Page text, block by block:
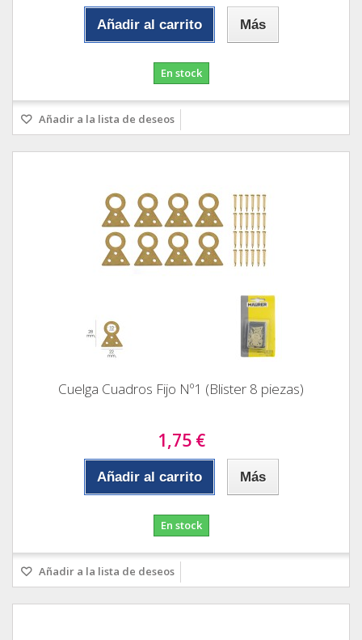
Añadir al carrito Más
En stock
Añadir a la lista de deseos
Cuelga Cuadros Fijo Nº1 (Blister 8 piezas)
1,75 €
Añadir al carrito Más
En stock
Añadir a la lista de deseos